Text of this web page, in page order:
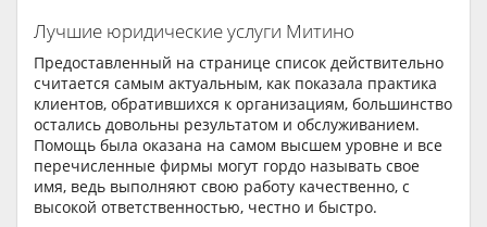
Лучшие юридические услуги Митино
Предоставленный на странице список действительно
считается самым актуальным, как показала практика
клиентов, обратившихся к организациям, большинство
остались довольны результатом и обслуживанием.
Помощь была оказана на самом высшем уровне и все
перечисленные фирмы могут гордо называть свое
имя, ведь выполняют свою работу качественно, с
высокой ответственностью, честно и быстро.